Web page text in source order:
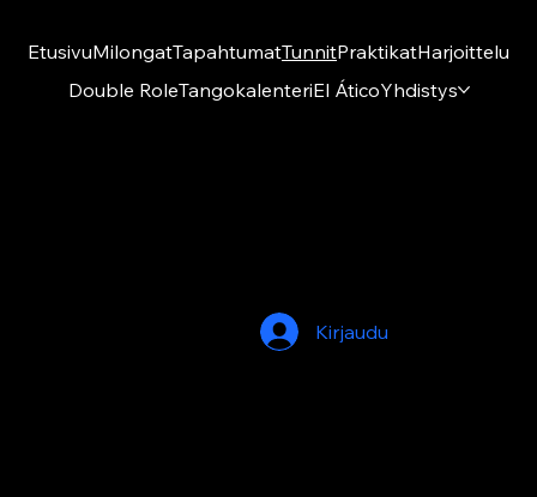
EtusivuMilongatTapahtumatTunnitPraktikatHarjoittelu
Double RoleTangokalenteriEl ÁticoYhdistys
Kirjaudu